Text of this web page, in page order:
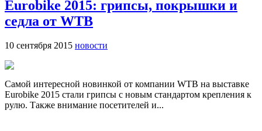
Eurobike 2015: грипсы, покрышки и
седла от WTB
10 сентября 2015 новости
Самой интересной новинкой от компании WTB на выставке
Eurobike 2015 стали грипсы с новым стандартом крепления к
рулю. Также внимание посетителей и...